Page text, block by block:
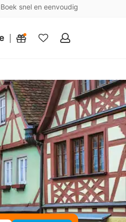
Boek snel en eenvoudig
Mijn